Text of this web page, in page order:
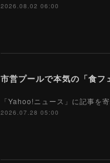
2026.08.02 06:00
市営プールで本気の「食
「Yahoo!ニュース」に記事を
2026.07.28 05:00